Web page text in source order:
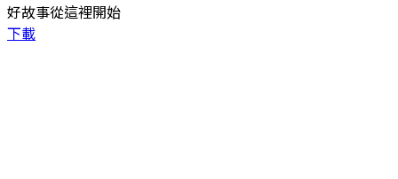
好故事從這裡開始
下載